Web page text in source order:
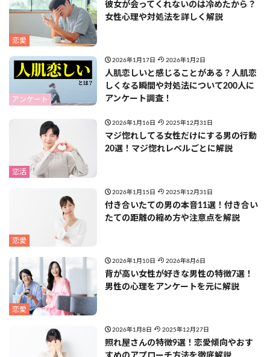
恋愛
彼女が会ってくれないのは冷めたから？
女性心理や対処法を詳しく解説
アンケート
2026年1月17日 2026年1月2日
人肌恋しいと感じることがある？人肌恋
しくなる瞬間や対処法について200人に
アンケート調査！
恋活
2026年1月16日 2025年12月31日
マジ惚れしてる女性だけにする男の行動
20選！マジ惚れレベルごとに解説
恋愛
2026年1月15日 2025年12月31日
付き合いたての男の本音11選！付き合い
たての距離の縮め方や注意点を解説
恋愛
2026年1月10日 2026年8月6日
背が高い女性が好きな男性の特徴7選！
男性の心理をアンケートを元に解説
2026年1月8日 2025年12月27日
照れ屋さんの特徴9選！恋愛傾向やおす